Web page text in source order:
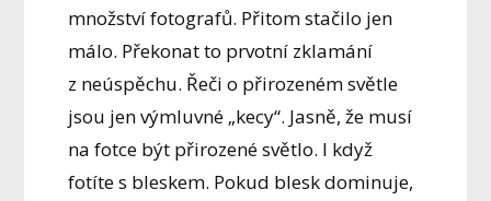
množství fotografů. Přitom stačilo jen
málo. Překonat to prvotní zklamání
z neúspěchu. Řeči o přirozeném světle
jsou jen výmluvné „kecy“. Jasně, že musí
na fotce být přirozené světlo. I když
fotíte s bleskem. Pokud blesk dominuje,